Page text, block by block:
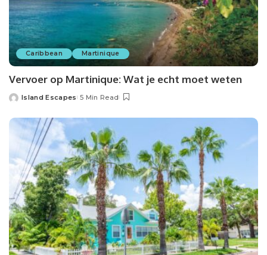
Caribbean Martinique
Vervoer op Martinique: Wat je echt moet weten
Posted
Island Escapes 5 Min Read